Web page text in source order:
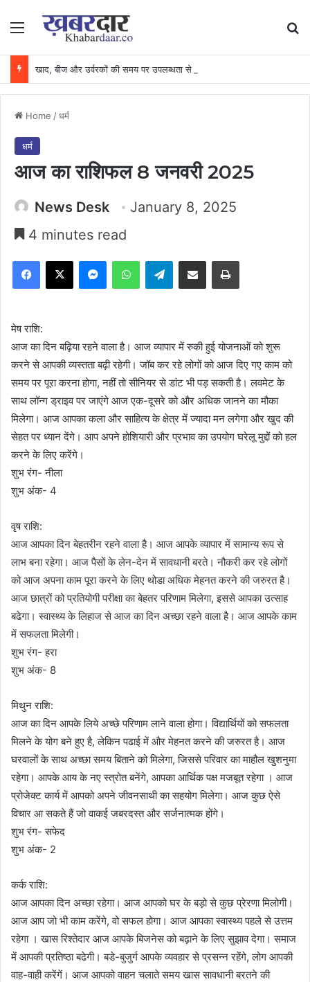
Menu
Home /धर्म
धर्म
आज का राशिफल 8 जनवरी 2025
News Desk
January 8, 2025
4 minutes read
Facebook
X MessengerWhatsAppTelegramShare via Email Print
मेष राशि:
आज का दिन बढ़िया रहने वाला है। आज व्यापार में रुकी हुई योजनाओं को शुरू
करने से आपकी व्यस्तता बढ़ी रहेगी। जॉब कर रहे लोगों को आज दिए गए काम को
समय पर पूरा करना होगा, नहीं तो सीनियर से डांट भी पड़ सकती है। लवमेट के
साथ लॉन्ग ड्राइव पर जाएंगे आज एक-दूसरे को और अधिक जानने का मौका
मिलेगा। आज आपका कला और साहित्य के क्षेत्र में ज्यादा मन लगेगा और खुद की
सेहत पर ध्यान देंगे। आप अपने होशियारी और प्रभाव का उपयोग घरेलू मुद्दों को हल
करने के लिए करेंगे।
शुभ रंग- नीला
शुभ अंक- 4
वृष राशि:
आज आपका दिन बेहतरीन रहने वाला है। आज आपके व्यापार में सामान्य रूप से
लाभ बना रहेगा। आज पैसों के लेन-देन में सावधानी बरते। नौकरी कर रहे लोगों
को आज अपना काम पूरा करने के लिए थोडा अधिक मेहनत करने की जरुरत है।
आज छात्रों को प्रतियोगी परीक्षा का बेहतर परिणाम मिलेगा, इससे आपका उत्साह
बढेगा। स्वास्थ्य के लिहाज से आज का दिन अच्छा रहने वाला है। आज आपके काम
में सफलता मिलेगी।
शुभ रंग- हरा
शुभ अंक- 8
मिथुन राशि:
आज का दिन आपके लिये अच्छे परिणाम लाने वाला होगा। विद्यार्थियों को सफलता
मिलने के योग बने हुए है, लेकिन पढाई में और मेहनत करने की जरुरत है। आज
घरवालों के साथ अच्छा समय बिताने को मिलेगा, जिससे परिवार का माहौल खुशनुमा
रहेगा। आपके आय के नए स्त्रोत बनेंगे, आपका आर्थिक पक्ष मजबूत रहेगा । आज
प्रोजेक्ट कार्य में आपको अपने जीवनसाथी का सहयोग मिलेगा। आज कुछ ऐसे
विचार आ सकते हैं जो वाकई जबरदस्त और सर्जनात्मक होंगे।
शुभ रंग- सफेद
शुभ अंक- 2
कर्क राशि:
आज आपका दिन अच्छा रहेगा। आज आपको घर के बड़ो से कुछ प्रेरणा मिलोगी।
आज आप जो भी काम करेंगे, वो सफल होगा। आज आपका स्वास्थ्य पहले से उत्तम
रहेगा । खास रिश्तेदार आज आपके बिजनेस को बढ़ाने के लिए सुझाव देगा। समाज
में आपकी प्रतिष्ठा बढेगी। बडे-बुजुर्ग आपके व्यवहार से प्रसन्न रहेंगे, लोग आपकी
वाह-वाही करेंगें। आज आपको वाहन चलाते समय खास सावधानी बरतने की